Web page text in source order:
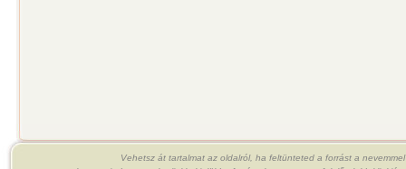
Vehetsz át tartalmat az oldalról, ha feltünteted a forrást a